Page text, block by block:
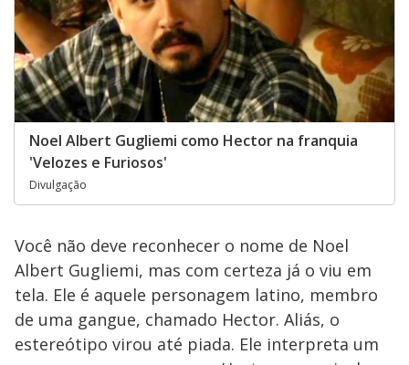
Noel Albert Gugliemi como Hector na franquia
'Velozes e Furiosos'
Divulgação
Você não deve reconhecer o nome de Noel
Albert Gugliemi, mas com certeza já o viu em
tela. Ele é aquele personagem latino, membro
de uma gangue, chamado Hector. Aliás, o
estereótipo virou até piada. Ele interpreta um